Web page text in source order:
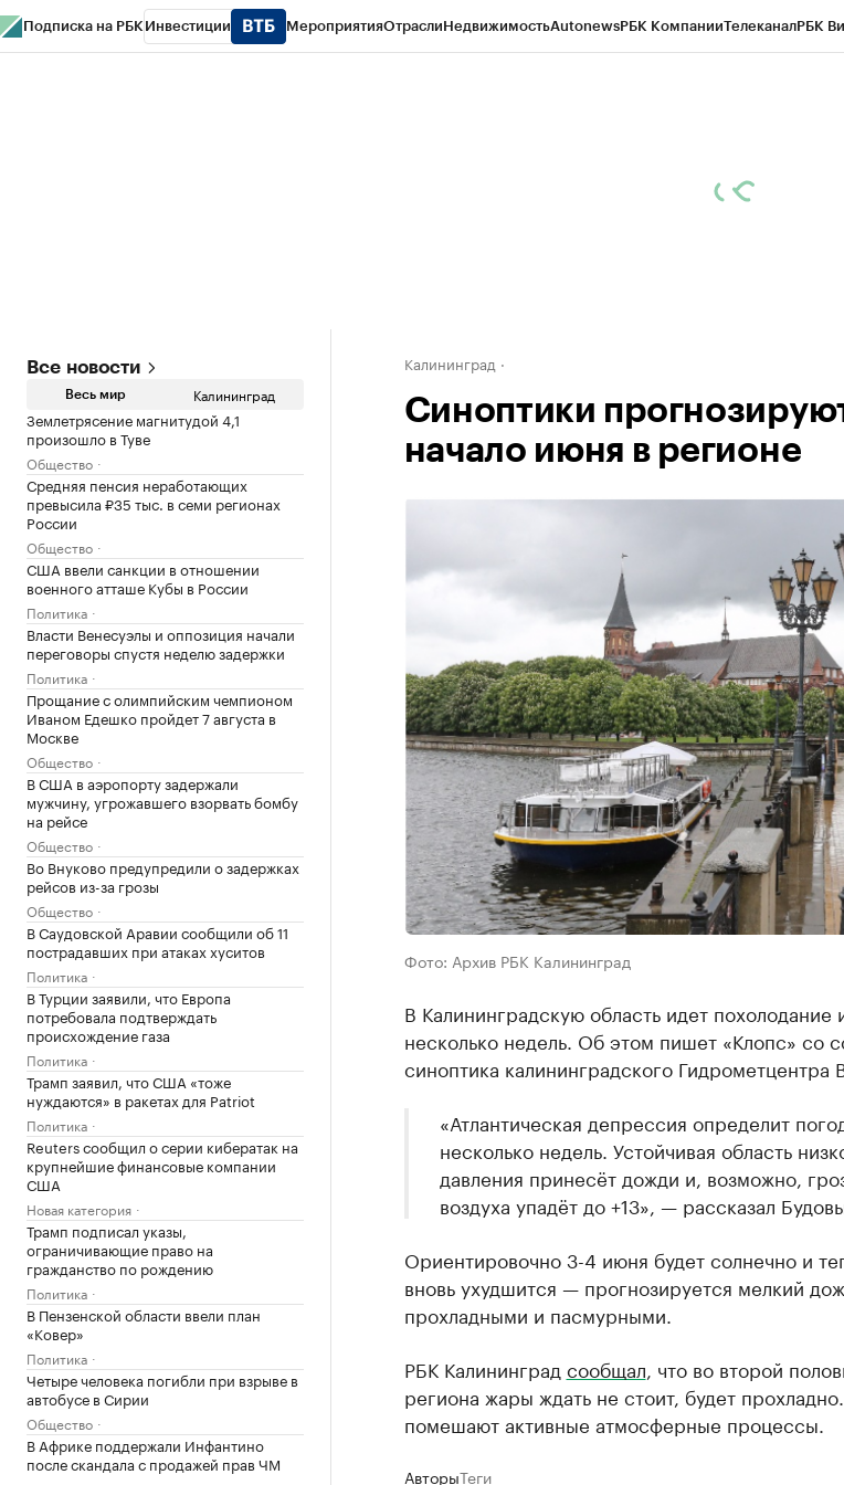
Подписка на РБК Инвестиции МероприятияОтраслиНедвижимостьAutonewsРБК КомпанииТелеканалРБК
Все новости
Весь мир Калининград
Землетрясение магнитудой 4,1
произошло в Туве
Общество
Средняя пенсия неработающих
превысила ₽35 тыс. в семи регионах
России
Общество
США ввели санкции в отношении
военного атташе Кубы в России
Политика
Власти Венесуэлы и оппозиция начали
переговоры спустя неделю задержки
Политика
Прощание с олимпийским чемпионом
Иваном Едешко пройдет 7 августа в
Москве
Общество
В США в аэропорту задержали
мужчину, угрожавшего взорвать бомбу
на рейсе
Общество
Во Внуково предупредили о задержках
рейсов из-за грозы
Общество
В Саудовской Аравии сообщили об 11
пострадавших при атаках хуситов
Политика
В Турции заявили, что Европа
потребовала подтверждать
происхождение газа
Политика
Трамп заявил, что США «тоже
нуждаются» в ракетах для Patriot
Политика
Reuters сообщил о серии кибератак на
крупнейшие финансовые компании
США
Новая категория
Трамп подписал указы,
ограничивающие право на
гражданство по рождению
Политика
В Пензенской области ввели план
«Ковер»
Политика
Четыре человека погибли при взрыве в
автобусе в Сирии
Общество
В Африке поддержали Инфантино
после скандала с продажей прав ЧМ
Калининград
Синоптики
начало июня в регионе
Фото: Архив РБК Калининград
В Калининградскую область идет похолодание
несколько недель. Об этом пишет «Клопс» со
синоптика калининградского Гидрометцентра
«Атлантическая депрессия определит
несколько недель. Устойчивая область
давления принесёт дожди и, возможно,
воздуха упадёт до +13», — рассказал
Ориентировочно 3-4 июня будет солнечно и
вновь ухудшится — прогнозируется мелкий
прохладными и пасмурными.
РБК Калининград сообщал , что во второй
региона жары ждать не стоит, будет
помешают активные атмосферные процессы.
АвторыТеги